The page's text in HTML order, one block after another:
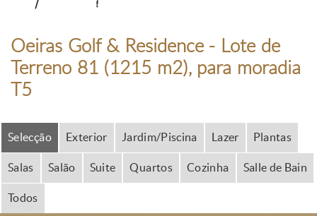
Oeiras Golf & Residence - Lote de
Terreno 81 (1215 m2), para moradia
T5
Selecção Exterior Jardim/Piscina Lazer Plantas
Salas Salão Suite Quartos Cozinha Salle de Bain
Todos